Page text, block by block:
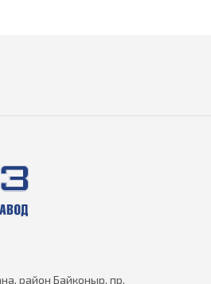
район Байконыр, пр.